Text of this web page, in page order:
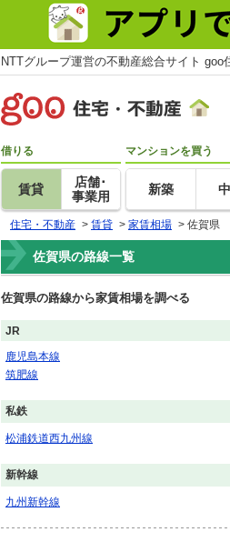
NTTグループ運営の不動産総合サイト goo
借りる
賃貸
店舗･
事業用
マンションを買う
新築
住宅・不動産 > 賃貸 > 家賃相場 > 佐賀県
佐賀県の路線一覧
佐賀県の路線から家賃相場を調べる
JR
鹿児島本線
筑肥線
私鉄
松浦鉄道西九州線
新幹線
九州新幹線